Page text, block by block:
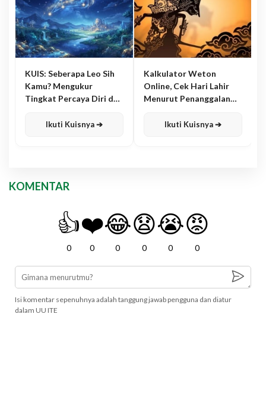
KUIS: Seberapa Leo Sih
Kamu? Mengukur
Tingkat Percaya Diri dan
Ikuti Kuisnya ➔
Kalkulator Weton
Online, Cek Hari Lahir
Menurut Penanggalan
Ikuti Kuisnya ➔
KOMENTAR
👍
0
❤️
0
😂
0
😧
0
😭
0
😡
0
Isi komentar sepenuhnya adalah tanggung jawab pengguna dan diatur
dalam UU ITE